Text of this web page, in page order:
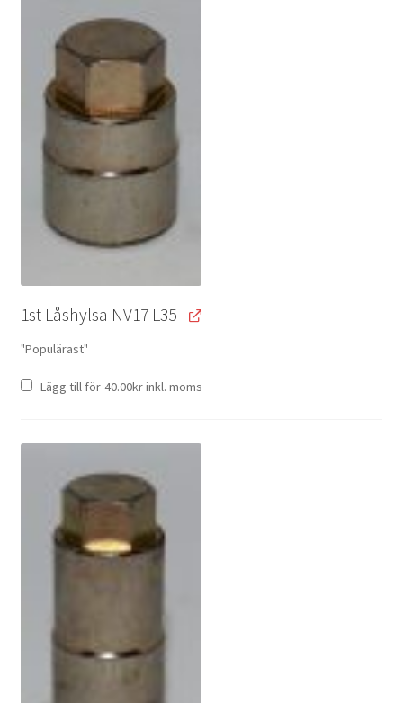
1st Låshylsa NV17 L35
"Populärast"
Lägg till för 40.00krinkl. moms